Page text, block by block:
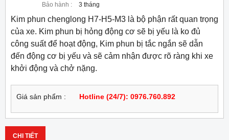
Bảo hành :
3 tháng
Kim phun chenglong H7-H5-M3 là bộ phận rất quan trọng
của xe. Kim phun bị hỏng động cơ sẽ bị yếu là ko đủ
công suất để hoạt động, Kim phun bị tắc ngắn sẽ dẫn
đến động cơ bị yếu và sẽ cảm nhận được rõ ràng khi xe
khởi động và chở nặng.
Giá sản phẩm : Hotline (24/7): 0976.760.892
CHI TIẾT